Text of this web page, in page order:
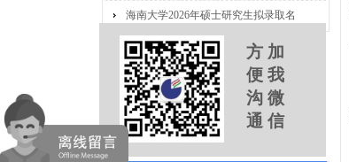
海南大学2026年硕士研究生拟录取名
方 加
便 我
沟 微
通 信